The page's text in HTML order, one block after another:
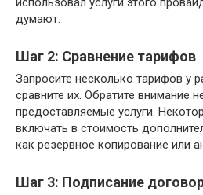
думают.
Шаг 2: Сравнение тарифов
Запросите несколько тарифов у
сравните их. Обратите внимание
предоставляемые услуги.
включать в стоимость
как резервное копирование или
Шаг 3: Подписание